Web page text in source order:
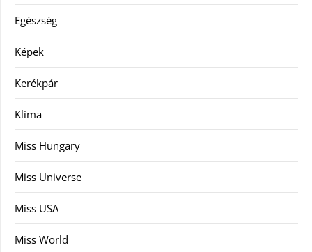
Egészség
Képek
Kerékpár
Klíma
Miss Hungary
Miss Universe
Miss USA
Miss World